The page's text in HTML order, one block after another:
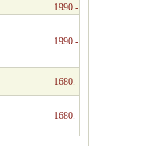
1990.-
1990.-
1680.-
1680.-